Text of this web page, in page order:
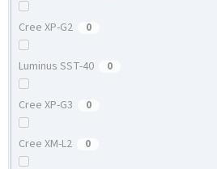
Cree XP-G2 0
Luminus SST-40 0
Cree XP-G3 0
Cree XM-L2 0